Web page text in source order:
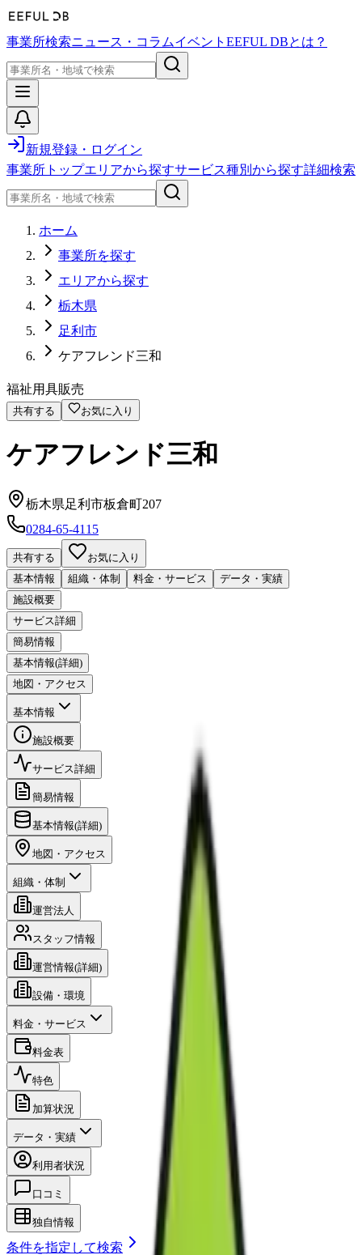
事業所検索ニュース・コラムイベント EEFUL DBとは？
新規登録・ログイン
事業所トップエリアから探すサービス種別から探す詳細検索
ホーム
事業所を探す
エリアから探す
栃木県
足利市
ケアフレンド三和
福祉用具販売
共有する お気に入り
ケアフレンド三和
栃木県足利市板倉町207
0284-65-4115
共有する
お気に入り
基本情報
組織・体制 料金・サービス
データ・実績
施設概要
サービス詳細
簡易情報
基本情報(詳細)
地図・アクセス
基本情報
施設概要
サービス詳細
簡易情報
基本情報(詳細)
地図・アクセス
組織・体制
運営法人
スタッフ情報
運営情報(詳細)
設備・環境
料金・サービス
料金表
特色
加算状況
データ・実績
利用者状況
口コミ
独自情報
条件を指定して検索